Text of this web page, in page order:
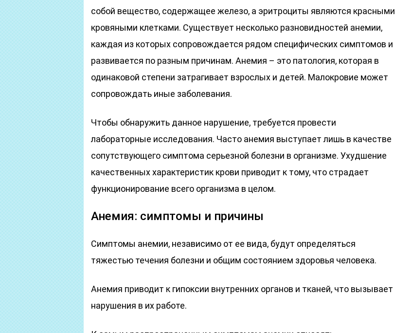
собой вещество, содержащее железо, а эритроциты являются красными
кровяными клетками. Существует несколько разновидностей анемии,
каждая из которых сопровождается рядом специфических симптомов и
развивается по разным причинам. Анемия – это патология, которая в
одинаковой степени затрагивает взрослых и детей. Малокровие может
сопровождать иные заболевания.
Чтобы обнаружить данное нарушение, требуется провести
лабораторные исследования. Часто анемия выступает лишь в качестве
сопутствующего симптома серьезной болезни в организме. Ухудшение
качественных характеристик крови приводит к тому, что страдает
функционирование всего организма в целом.
Анемия: симптомы и причины
Симптомы анемии, независимо от ее вида, будут определяться
тяжестью течения болезни и общим состоянием здоровья человека.
Анемия приводит к гипоксии внутренних органов и тканей, что вызывает
нарушения в их работе.